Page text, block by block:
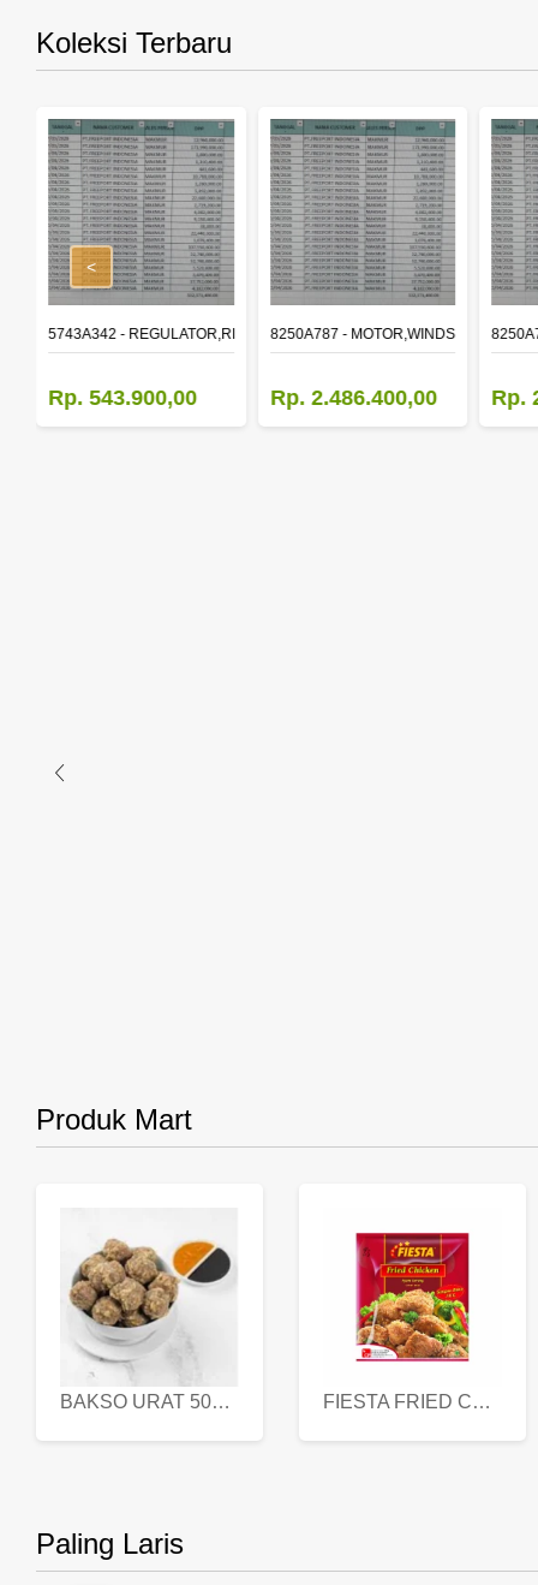
Koleksi Terbaru
DOOR WINDOW,LH
5743A342 - REGULATOR,RR DOOR WINDOW,RH
Rp. 543.900,00
8250A787 - MOTOR,WINDSHIELD
Rp. 2.486.400,00 Rp.
<
Produk Mart
BAKSO URAT 500 GR FIESTA FRIED CHICKEN 500 GR
Paling Laris